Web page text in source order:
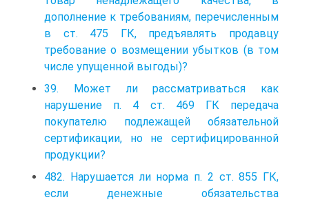
дополнение к требованиям, перечисленным
в ст. 475 ГК, предъявлять продавцу
требование о возмещении убытков (в том
числе упущенной выгоды)?
39. Может ли рассматриваться как
нарушение п. 4 ст. 469 ГК передача
покупателю подлежащей обязательной
сертификации, но не сертифицированной
продукции?
482. Нарушается ли норма п. 2 ст. 855 ГК,
если денежные обязательства